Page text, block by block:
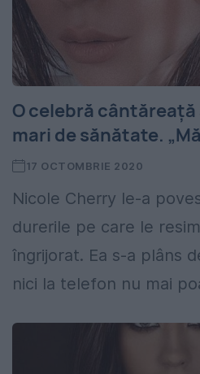
O celebră
mari de sănătate.
17 OCTOMBRIE 2020
Nicole Cherry le-a
durerile pe care le
îngrijorat. Ea s-a plâns
nici la telefon nu mai